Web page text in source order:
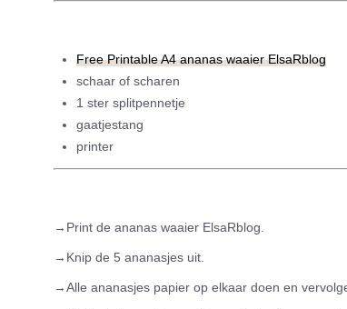
Free Printable A4 ananas waaier ElsaRblog
schaar of scharen
1 ster splitpennetje
gaatjestang
printer
→Print de ananas waaier ElsaRblog.
→Knip de 5 ananasjes uit.
→Alle ananasjes papier op elkaar doen en